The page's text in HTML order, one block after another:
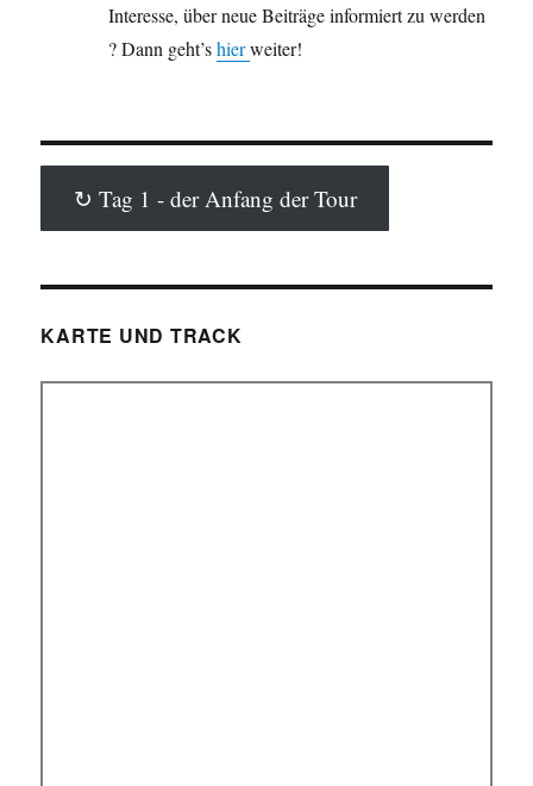
Interesse, über neue Beiträge informiert zu werden
? Dann geht’shierweiter!
↻ Tag 1 - der Anfang der Tour
KARTE UND TRACK